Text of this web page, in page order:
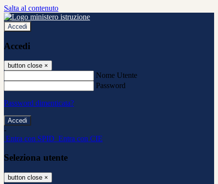
Salta al contenuto
Accedi
Accedi
button close ×
Nome Utente
Password
Password dimenticata?
-
Entra con SPID Entra con CIE
Seleziona utente
button close ×